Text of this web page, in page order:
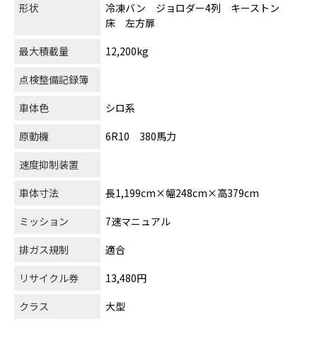
形状
冷凍バン ジョロダー4列 キーストン
床 左方扉
最大積載量
12,200kg
点検整備記録簿
車体色
シロ系
原動機
6R10 380馬力
速度抑制装置
車体寸法
長1,199cm×幅248cm×高379cm
ミッション
7速マニュアル
排ガス規制
適合
リサイクル券
13,480円
クラス
大型